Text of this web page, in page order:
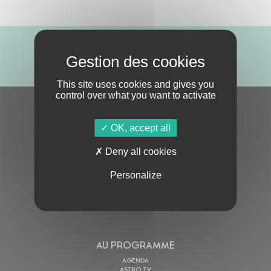
ABONNE-TOI !
AU PROGRAMME
AGENDA
This site uses cookies and gives you
control over what you want to activate
OK, accept all
Deny all cookies
Personalize